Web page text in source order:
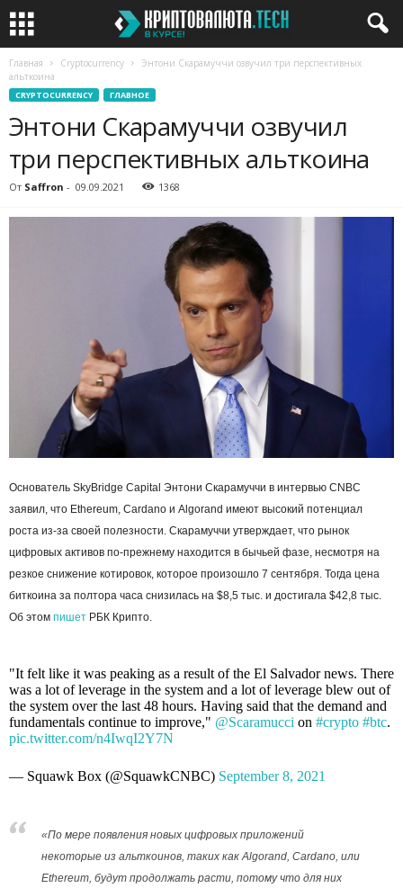
Главная Cryptocurrency
Энтони Скарамуччи озвучил три перспективных
альткоина
CRYPTOCURRENCY ГЛАВНОЕ
Энтони Скарамуччи озвучил
три перспективных альткоина
От Saffron - 09.09.2021 1368
Основатель SkyBridge Capital Энтони Скарамуччи в интервью CNBC
заявил, что Ethereum, Cardano и Algorand имеют высокий потенциал
роста из-за своей полезности. Скарамуччи утверждает, что рынок
цифровых активов по-прежнему находится в бычьей фазе, несмотря на
резкое снижение котировок, которое произошло 7 сентября. Тогда цена
биткоина за полтора часа снизилась на $8,5 тыс. и достигала $42,8 тыс.
Об этом пишет РБК Крипто.
"It felt like it was peaking as a result of the El Salvador news. There
was a lot of leverage in the system and a lot of leverage blew out of
the system over the last 48 hours. Having said that the demand and
fundamentals continue to improve," @Scaramucci on #crypto #btc.
pic.twitter.com/n4IwqI2Y7N
— Squawk Box (@SquawkCNBC) September 8, 2021
«По мере появления новых цифровых приложений
некоторые из альткоинов, таких как Algorand, Cardano, или
Ethereum, будут продолжать расти, потому что для них